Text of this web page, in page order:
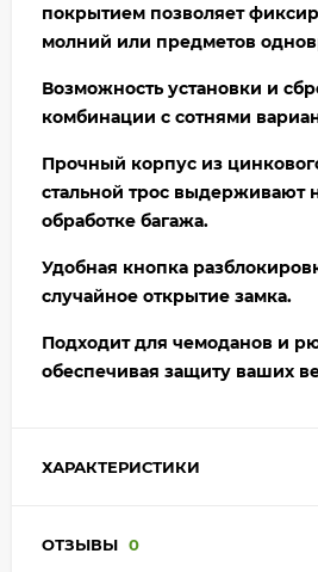
покрытием позволяет
молний или предметов
Возможность установки и
комбинации с сотнями
Прочный корпус из
стальной трос выдерживают
обработке багажа.
Удобная кнопка
случайное открытие замка.
Подходит для чемоданов и
обеспечивая защиту ваших
ХАРАКТЕРИСТИКИ
ОТЗЫВЫ 0